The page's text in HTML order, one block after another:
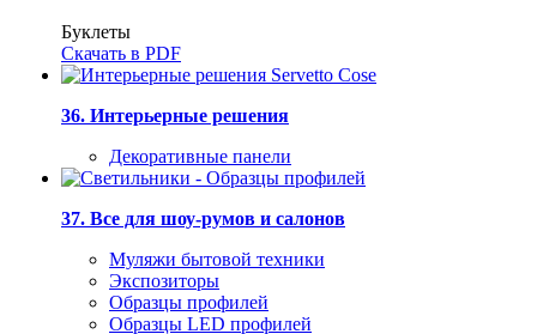
Буклеты
Скачать в PDF
36. Интерьерные решения
Декоративные панели
37. Все для шоу-румов и салонов
Муляжи бытовой техники
Экспозиторы
Образцы профилей
Образцы LED профилей